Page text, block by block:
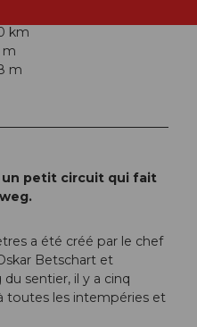
km
m
m
un petit circuit qui fait
a été créé par le chef
Betschart et
sentier, il y a cinq
toutes les intempéries et